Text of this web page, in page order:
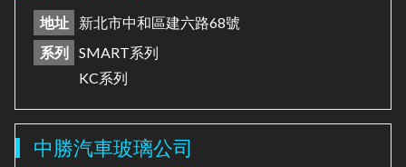
地址
新北市中和區建六路68號
系列
SMART系列
KC系列
中勝汽車玻璃公司